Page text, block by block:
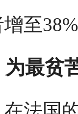
至
贫苦